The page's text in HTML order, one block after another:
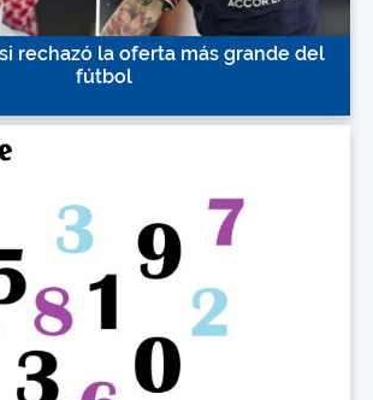
rechazó la oferta más grande del
fútbol